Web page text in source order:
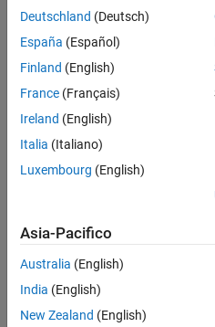
Deutschland (Deutsch)
España (Español)
Finland (English)
France (Français)
Ireland (English)
Italia (Italiano)
Luxembourg (English)
Asia-Pacifico
Australia (English)
India (English)
New Zealand (English)
Antipirateria
Stato
© 1994-2026 The MathWorks,